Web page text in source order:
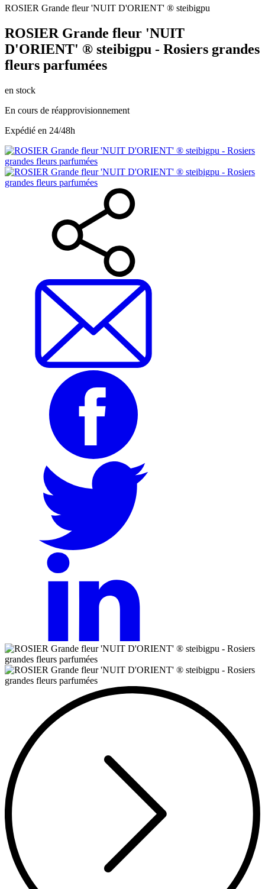
ROSIER Grande fleur 'NUIT D'ORIENT' ® steibigpu
ROSIER Grande fleur 'NUIT
D'ORIENT' ® steibigpu - Rosiers grandes
fleurs parfumées
en stock
En cours de réapprovisionnement
Expédié en 24/48h